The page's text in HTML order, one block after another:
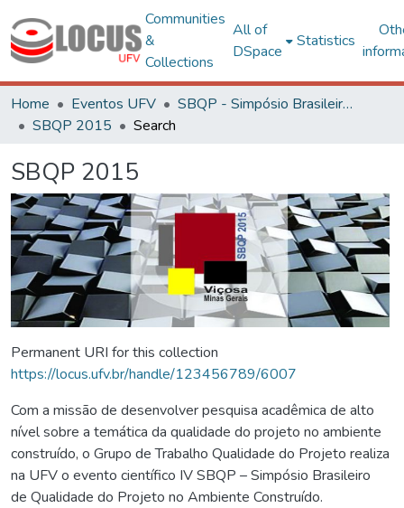
Communities
&
Collections
All of
DSpace
Statistics
Home Eventos UFV
SBQP - Simpósio Brasileiro de Qualidade do Projeto no Ambiente Construído
SBQP 2015
Search
SBQP 2015
Permanent URI for this collection
https://locus.ufv.br/handle/123456789/6007
Com a missão de desenvolver pesquisa acadêmica de alto
nível sobre a temática da qualidade do projeto no ambiente
construído, o Grupo de Trabalho Qualidade do Projeto realiza
na UFV o evento científico IV SBQP – Simpósio Brasileiro
de Qualidade do Projeto no Ambiente Construído.